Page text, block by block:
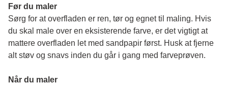
Før du maler
Sørg for at overfladen er ren, tør og egnet til maling. Hvis
du skal male over en eksisterende farve, er det vigtigt at
mattere overfladen let med sandpapir først. Husk at fjerne
alt støv og snavs inden du går i gang med farveprøven.
Når du maler